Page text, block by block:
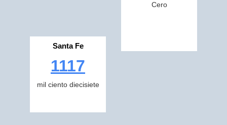
Santa Fe
1117
mil ciento diecisiete
Cero